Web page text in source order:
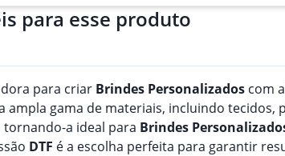
para esse produto
para criar Brindes Personalizados com
gama de materiais, incluindo tecidos,
a ideal para Brindes Personalizado
DTF é a escolha perfeita para garantir